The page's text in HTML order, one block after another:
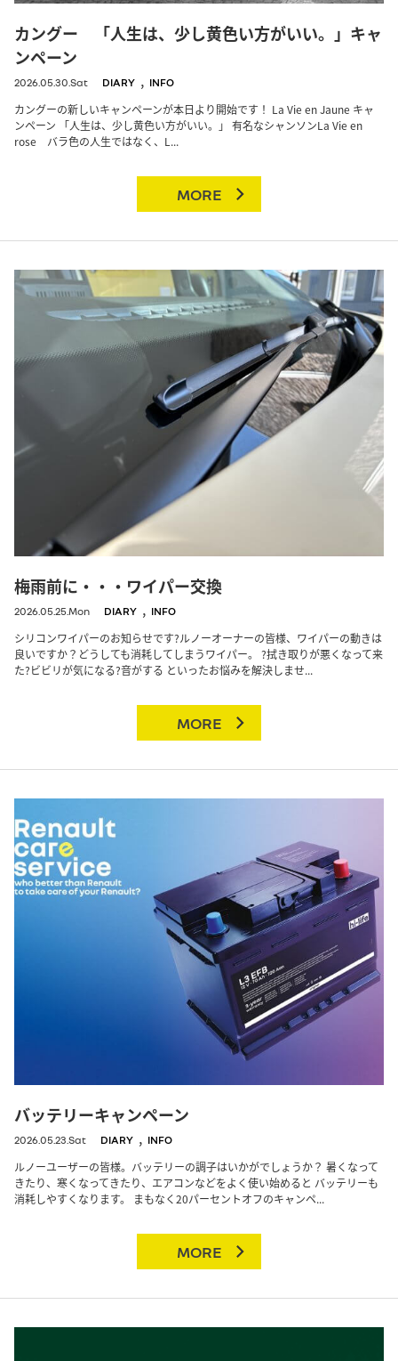
カングー 「人生は、少し黄色い方がいい。」キャ
ンペーン
2026.05.30.Sat DIARY , INFO
カングーの新しいキャンペーンが本日より開始です！ La Vie en Jaune キャ
ンペーン 「人生は、少し黄色い方がいい。」 有名なシャンソンLa Vie en
rose バラ色の人生ではなく、L...
MORE
梅雨前に・・・ワイパー交換
2026.05.25.Mon DIARY , INFO
シリコンワイパーのお知らせです?ルノーオーナーの皆様、ワイパーの動きは
良いですか？どうしても消耗してしまうワイパー。 ?拭き取りが悪くなって来
た?ビビリが気になる?音がする といったお悩みを解決しませ...
MORE
バッテリーキャンペーン
2026.05.23.Sat DIARY , INFO
ルノーユーザーの皆様。バッテリーの調子はいかがでしょうか？ 暑くなって
きたり、寒くなってきたり、エアコンなどをよく使い始めると バッテリーも
消耗しやすくなります。 まもなく20パーセントオフのキャンペ...
MORE